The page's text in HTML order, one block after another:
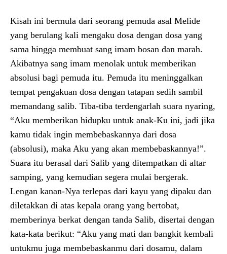
Kisah ini bermula dari seorang pemuda asal Melide
yang berulang kali mengaku dosa dengan dosa yang
sama hingga membuat sang imam bosan dan marah.
Akibatnya sang imam menolak untuk memberikan
absolusi bagi pemuda itu. Pemuda itu meninggalkan
tempat pengakuan dosa dengan tatapan sedih sambil
memandang salib. Tiba-tiba terdengarlah suara nyaring,
“Aku memberikan hidupku untuk anak-Ku ini, jadi jika
kamu tidak ingin membebaskannya dari dosa
(absolusi), maka Aku yang akan membebaskannya!”.
Suara itu berasal dari Salib yang ditempatkan di altar
samping, yang kemudian segera mulai bergerak.
Lengan kanan-Nya terlepas dari kayu yang dipaku dan
diletakkan di atas kepala orang yang bertobat,
memberinya berkat dengan tanda Salib, disertai dengan
kata-kata berikut: “Aku yang mati dan bangkit kembali
untukmu juga membebaskanmu dari dosamu, dalam